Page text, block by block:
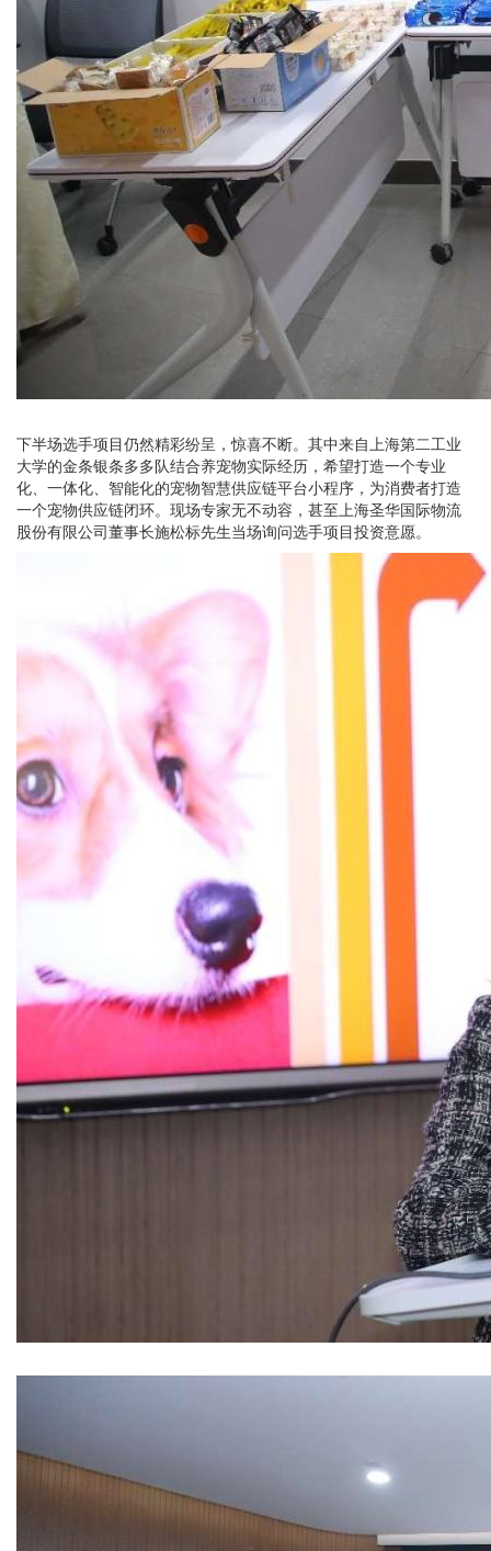
下半场选手项目仍然精彩纷呈，惊喜不断。其中来自上海第二工业
大学的金条银条多多队结合养宠物实际经历，希望打造一个专业
化、一体化、智能化的宠物智慧供应链平台小程序，为消费者打造
一个宠物供应链闭环。现场专家无不动容，甚至上海圣华国际物流
股份有限公司董事长施松标先生当场询问选手项目投资意愿。